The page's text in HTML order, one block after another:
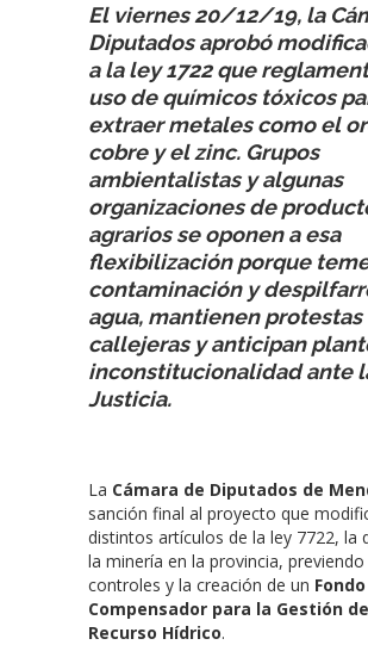
El viernes 20/12/19, la
Diputados aprobó
a la ley 1722 que
uso de químicos tóxicos
extraer metales como el
cobre y el zinc. Grupos
ambientalistas y algunas
organizaciones de
agrarios se oponen a esa
flexibilización porque
contaminación y
agua, mantienen protestas
callejeras y anticipan
inconstitucionalidad ante
Justicia.
La Cámara de Diputados de
sanción final al proyecto que
distintos artículos de la ley 7722, la
la minería en la provincia,
controles y la creación de un Fondo
Compensador para la Gestión
Recurso Hídrico.